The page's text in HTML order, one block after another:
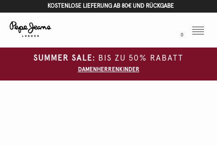
KOSTENLOSE LIEFERUNG AB 80€ UND RÜCKGABE
0
Menu
SUMMER SALE: BIS ZU 50% RABATT
DAMEN HERREN KINDER